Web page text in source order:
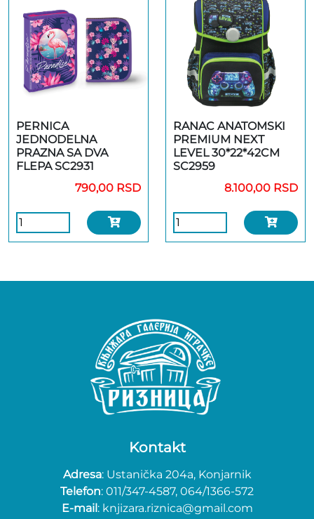
PERNICA
JEDNODELNA
PRAZNA SA DVA
FLEPA SC2931
790,00 RSD
RANAC ANATOMSKI
PREMIUM NEXT
LEVEL 30*22*42CM
SC2959
8.100,00 RSD
Kontakt
Adresa: Ustanička 204a, Konjarnik
Telefon: 011/347-4587, 064/1366-572
E-mail : knjizara.riznica@gmail.com